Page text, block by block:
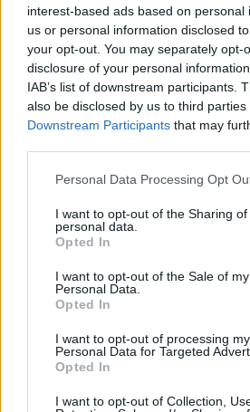
interest-based ads based on personal
us or personal information disclosed
your opt-out. You may separately opt-
disclosure of your personal
IAB’s list of downstream participants.
also be disclosed by us to third parties
Downstream Participants that may
Please note that this website/app
not limited to your visit or usage
grant or deny consent to Google and
use your data for below specified
consent section.
Personal Data Processing Opt
I want to opt-out of the Sharing of
personal data.
Opted In
I want to opt-out of the Sale of my
Personal Data.
Opted In
I want to opt-out of processing my
Personal Data for Targeted
Opted In
I want to opt-out of Collection,
Helyi hírek
csökken a riasztás
MAGYAR ÉPÍTŐK